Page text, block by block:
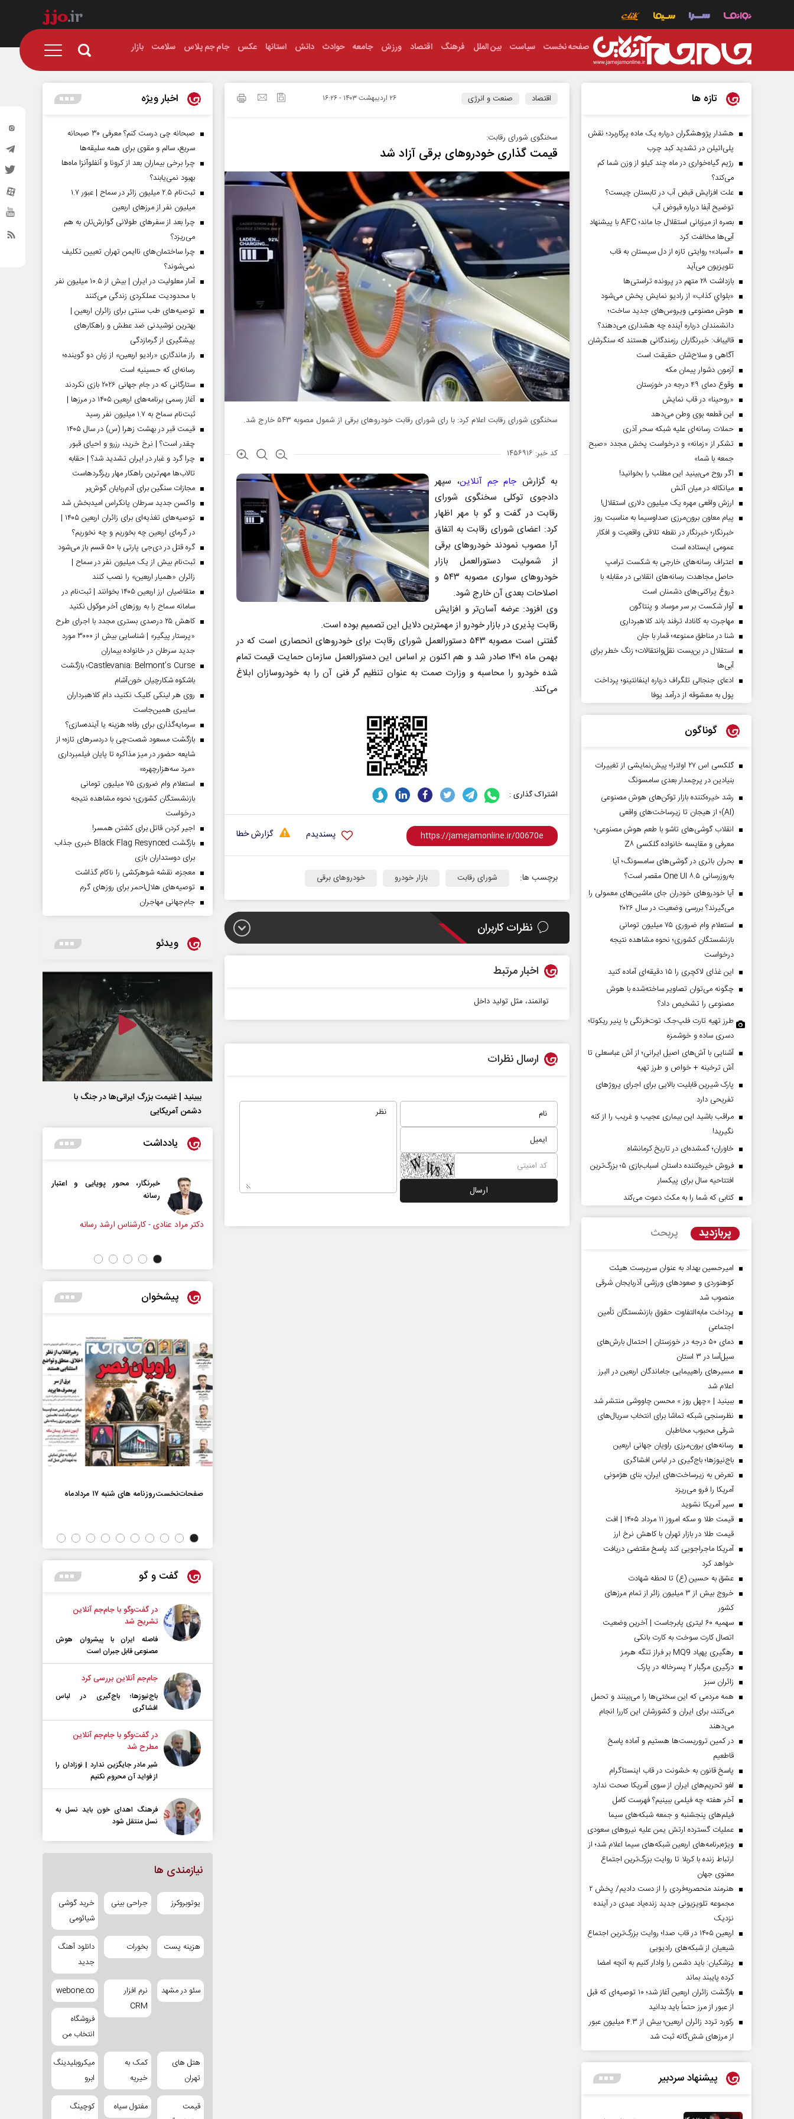
صفحه نخست سیاست بین الملل فرهنگ اقتصاد ورزش جامعه حوادث دانش استانها عکس جام جم پلاس سلامت بازار
اقتصاد صنعت و انرژی ۲۶ ارديبهشت ۱۴۰۳ - ۱۶:۲۶
سخنگوی شورای رقابت:
قیمت گذاری خودروهای برقی آزاد شد
سخنگوی شورای رقابت اعلام کرد: با رای شورای رقابت خودروهای برقی از شمول مصوبه ۵۴۳ خارج شد.
کد خبر: ۱۴۵۶۹۱۶
به گزارشجام جم آنلاین، سپهر
دادجوی توکلی سخنگوی شورای
رقابت در گفت و گو با مهر اظهار
کرد: اعضای شورای رقابت به اتفاق
آرا مصوب نمودند خودروهای برقی
از شمولیت دستورالعمل بازار
خودروهای سواری مصوبه ۵۴۳ و
اصلاحات بعدی آن خارج شود.
وی افزود: عرضه آسان‌تر و افزایش
رقابت پذیری در بازار خودرو از مهمترین دلایل این تصمیم بوده است.
گفتنی است مصوبه ۵۴۳ دستورالعمل شورای رقابت برای خودروهای انحصاری است که در
بهمن ماه ۱۴۰۱ صادر شد و هم اکنون بر اساس این دستورالعمل سازمان حمایت قیمت تمام
شده خودرو را محاسبه و وزارت صمت به عنوان تنظیم گر فنی آن را به خودروسازان ابلاغ
می‌کند.
اشتراک گذاری :
گزارش خطا پسندیدم
برچسب ها: شورای رقابت بازار خودرو خودروهای برقی
نظرات کاربران
اخبار مرتبط
توانمند، مثل تولید داخل
ارسال نظرات
تازه ها
هشدار پژوهشگران درباره یک ماده پرکاربرد؛ نقش
پلی‌اتیلن در تشدید کبد چرب
رژیم گیاه‌خواری در ماه چند کیلو از وزن شما کم
می‌کند؟
علت افزایش قبض آب در تابستان چیست؟
توضیح آبفا درباره قبوض آب
بصره از میزبانی استقلال جا ماند؛ AFC با پیشنهاد
آبی‌ها مخالفت کرد
«آسباد»؛ روایتی تازه از دل سیستان به قاب
تلویزیون می‌آید
بازداشت ۲۸ متهم در پرونده تراستی‌ها
«بلواي کذاب» از رادیو نمایش پخش می‌شود
هوش مصنوعی ویروس‌های جدید ساخت؛
دانشمندان درباره آینده چه هشداری می‌دهند؟
قالیباف: خبرنگاران رزمندگانی هستند که سنگرشان
آگاهی و سلاح‌شان حقیقت است
آزمون دشوار پیمان مکه
وقوع دمای ۴۹ درجه در خوزستان
«روحینا» در قاب نمایش
این قطعه بوی وطن می‌دهد
حملات رسانه‌ای علیه شبکه سحر آذری
تشکر از «زمانه» و درخواست پخش مجدد «صبح
جمعه با شما»
اگر روح می‌بینید این مطلب را بخوانید!
میانکاله در میان آتش
ارزش واقعی مهره یک میلیون دلاری استقلال!
پیام معاون برون‌مرزی صداوسیما به مناسبت روز
خبرنگار؛ خبرنگار در نقطه تلاقی واقعیت و افکار
عمومی ایستاده است
اعتراف رسانه‌های خارجی به شکست ترامپ
حاصل مجاهدت رسانه‌های انقلابی در مقابله با
دروغ پراکنی‌های دشمنان است
آوار شکست بر سر موساد و پنتاگون
مهاجرت به کانادا، ترفند باند کلاهبرداری
شنا در مناطق ممنوعه؛ قمار با جان
استقلال در بن‌بست نقل‌وانتقالات؛ زنگ خطر برای
آبی‌ها
ادعای جنجالی تلگراف درباره اینفانتینو؛ پرداخت
پول به معشوقه از درآمد یوفا
گوناگون
گلکسی اس ۲۷ اولترا؛ پیش‌نمایشی از تغییرات
بنیادین در پرچمدار بعدی سامسونگ
رشد خیره‌کننده بازار توکن‌های هوش مصنوعی
(AI)؛ از هیجان تا زیرساخت‌های واقعی
انقلاب گوشی‌های تاشو‌ با طعم هوش مصنوعی؛
معرفی و مقایسه خانواده گلکسی Z۸
بحران باتری در گوشی‌های سامسونگ؛ آیا
به‌روزرسانی One UI ۸.۵ مقصر است؟
آیا خودروهای خودران جای ماشین‌های معمولی را
می‌گیرند؟ بررسی وضعیت در سال ۲۰۲۶
استعلام وام ضروری ۷۵ میلیون تومانی
بازنشستگان کشوری؛ نحوه مشاهده نتیجه
درخواست
این غذای لاکچری را ۱۵ دقیقه‌ای آماده کنید
چگونه می‌توان تصاویر ساخته‌شده با هوش
مصنوعی را تشخیص داد؟
طرز تهیه تارت فلپ‌جک توت‌فرنگی با پنیر ریکوتا؛
دسری ساده و خوشمزه
آشنایی با آش‌های اصیل ایرانی؛ از آش عباسعلی تا
آش ترخینه + خواص و طرز تهیه
پارک شیرین قابلیت‌ بالایی برای اجرای پروژهای
تفریحی دارد
مراقب باشید این بیماری عجیب و غریب را از کنه
نگیرید!
خاوران؛ گمشده‌ای در تاریخ کرمانشاه
فروش خیره‌کننده داستان اسباب‌بازی ۵؛ بزرگ‌ترین
افتتاحیه سال برای پیکسار
کتابی که شما را به مکث دعوت می‌کند
پربازدید پربحث
امیرحسین بهداد به عنوان سرپرست هیئت
کوهنوردی و صعودهای ورزشی آذربایجان شرقی
منصوب شد
پرداخت مابه‌التفاوت حقوق بازنشستگان تأمین
اجتماعی
دمای ۵۰ درجه در خوزستان | احتمال بارش‌های
سیل‌آسا در ۳ استان
مسیر‌های راهپیمایی جاماندگان اربعین در البرز
اعلام شد
ببینید | «چهل روز » محسن چاووشی منتشر شد
نظرسنجی شبکه تماشا برای انتخاب سریال‌های
شرقی محبوب مخاطبان
رسانه‌های برون‌مرزی راویان جهانی اربعین
باج‌نیوزها؛ باج‌گیری در لباس افشاگری
تعرض به زیرساخت‌های ایران، بنای هژمونی
آمریکا را فرو می‌ریزد
سپر آمریکا نشوید
قیمت طلا و سکه امروز ۱۱ مرداد ۱۴۰۵ | افت
قیمت طلا در بازار تهران با کاهش نرخ ارز
آمریکا ماجراجویی کند پاسخ مقتضی دریافت
خواهد کرد
عشق به حسین (ع) تا لحظه شهادت
خروج بیش از ۳ میلیون زائر از تمام مرز‌های
کشور
سهمیه ۶۰ لیتری پابرجاست | آخرین وضعیت
اتصال کارت سوخت به کارت بانکی
رهگیری پهپاد MQ9 بر فراز تنگه هرمز
درگیری مرگبار ۲ پسرخاله در پارک
‌زائران سبز
همه مردمی که این سختی‌ها را می‌بینند و تحمل
می‌کنند، برای ایران و کشورشان این کاررا انجام
می‌دهند
در کمین تروریست‌ها هستیم و آماده پاسخ
قاطعیم
پاسخ قانون به خشونت در قاب اینستاگرام
لغو تحریم‌های ایران از سوی آمریکا صحت ندارد
آخر هفته چه فیلمی ببینیم؟ فهرست کامل
فیلم‌های پنجشنبه و جمعه شبکه‌های سیما
عملیات گسترده ارتش یمن علیه نیروهای سعودی
ویژه‌برنامه‌های اربعین شبکه‌های سیما اعلام شد؛ از
ارتباط زنده با کربلا تا روایت بزرگ‌ترین اجتماع
معنوی جهان
هنرمند منحصر‌به‌فردی را از دست دادیم/ پخش ۲
مجموعه تلویزیونی جدید زنده‌یاد عبدی در آینده
نزدیک
اربعین ۱۴۰۵ در قاب صدا؛ روایت بزرگ‌ترین اجتماع
شیعیان از شبکه‌های رادیویی
پزشکیان: باید دشمن را وادار کنیم به آنچه امضا
کرده پایبند بماند
بازگشت زائران اربعین آغاز شد؛ ۱۰ توصیه‌ای که قبل
از عبور از مرز حتماً باید بدانید
رکورد تردد زائران اربعین؛ بیش از ۴.۳ میلیون عبور
از مرزهای شش‌گانه ثبت شد
پیشنهاد سردبیر
اخبار ویژه
صبحانه چی درست کنم؟ معرفی ۳۰ صبحانه
سریع، سالم و مقوی برای همه سلیقه‌ها
چرا برخی بیماران بعد از کرونا و آنفلوآنزا ماه‌ها
بهبود نمی‌یابند؟
ثبت‌نام ۲.۵ میلیون زائر در سماح | عبور ۱.۷
میلیون نفر از مرز‌های اربعین
چرا بعد از سفرهای طولانی گوارش‌تان به هم
می‌ریزد؟
چرا ساختمان‌های ناایمن تهران تعیین تکلیف
نمی‌شوند؟
آمار معلولیت در ایران | بیش از ۱۰.۵ میلیون نفر
با محدودیت عملکردی زندگی می‌کنند
توصیه‌های طب سنتی برای زائران اربعین |
بهترین نوشیدنی ضد عطش و راهکارهای
پیشگیری از گرمازدگی
راز ماندگاری «رادیو اربعین» از زبان دو گوینده؛
رسانه‌ای که حسینیه است
ستارگانی که در جام جهانی ۲۰۲۶ بازی نکردند
آغاز رسمی برنامه‌های اربعین ۱۴۰۵ در مرز‌ها |
ثبت‌نام سماح به ۱.۷ میلیون نفر رسید
قیمت قبر در بهشت زهرا (س) در سال ۱۴۰۵
چقدر است؟ | نرخ خرید، رزرو و احیای قبور
چرا گرد و غبار در ایران تشدید شد؟ | حقابه
تالاب‌ها مهم‌ترین راهکار مهار ریزگردهاست
مجازات سنگین برای آدم‌ربایان گوش‌بر
واکسن جدید سرطان پانکراس امیدبخش شد
توصیه‌های تغذیه‌ای برای زائران اربعین ۱۴۰۵ |
در گرمای اربعین چه بخوریم و چه نخوریم؟
گره قتل در دی‌جی پارتی با ۵۰ قسم باز می‌شود
ثبت‌نام بیش از یک میلیون نفر در سماح |
زائران «همیار اربعین» را نصب کنند
متقاضیان ارز اربعین ۱۴۰۵ بخوانند | ثبت‌نام در
سامانه سماح را به روز‌های آخر موکول نکنید
کاهش ۲۵ درصدی بستری مجدد با اجرای طرح
«پرستار پیگیر» | شناسایی بیش از ۳۰۰۰ مورد
جدید سرطان در خانواده بیماران
Castlevania: Belmont’s Curse؛ بازگشت
باشکوه شکارچیان خون‌آشام
روی هر لینکی کلیک نکنید، دام کلاهبرداران
سایبری همین‌جاست
سرمایه‌گذاری برای رفاه؛ هزینه یا آینده‌سازی؟
بازگشت مسعود شصت‌چی با دردسر‌های تازه؛ از
شایعه حضور در میز مذاکره تا پایان فیلمبرداری
«مرد سه‌هزارچهره»
استعلام وام ضروری ۷۵ میلیون تومانی
بازنشستگان کشوری؛ نحوه مشاهده نتیجه
درخواست
اجیر کردن قاتل برای کشتن همسر!
بازگشت Black Flag Resynced خبری جذاب
برای دوستداران بازی
معجزه، نقشه شوهرکشی را ناکام گذاشت
توصیه‌های هلال‌احمر برای روز‌های گرم
جام‌جهانی مهاجران
ویدئو
ببینید | غنیمت بزرگ ایرانی‌ها در جنگ با
دشمن آمریکایی
یادداشت
راوی حقیقتِ آرامش‌ بخش روز روایتگران حقیقت
دکتر حسین قرایی - مدیر کل روابط عمومی
ادامه جنگ برای آمریکا یعنی
شکست مفتضحانه
دکتر محمد باقر خرمشاد - استاد دانشگاه
خبرنگار، محور پویایی و اعتبار
رسانه
دکتر مراد عنادی - کارشناس ارشد رسانه
دروازه‌بانی اندوه در مسیر
پیشخوان
صفحات نخست‌روزنامه‌ها‌ی‌چهارشنبه‌۷‌مردادماه
صفحات‌نخست‌روزنامه ها‌ی شنبه ۱۷ مردادماه
گفت و گو
در گفت‌و‌گو با جام‌جم آنلاین
تشریح شد
فاصله ایران با پیشرو‌ان هوش
مصنوعی قابل جبران است
جام‌جم آنلاین بررسی کرد
باج‌نیوزها؛ باج‌گیری در لباس
افشاگری
در گفت‌و‌گو با جام‌جم آنلاین
مطرح شد
شیر مادر جایگزین ندارد | نوزادان را
از فواید آن محروم نکنیم
فرهنگ اهدای خون باید نسل به
نسل منتقل شود
نیازمندی ها
یوتوبروکرز جراحی بینی
خرید گوشی
شیائومی
هزینه پست بخورات
دانلود آهنگ
جدید
سئو در مشهد
نرم افزار
CRM
webone.co
فروشگاه
انتخاب من
هتل های
تهران
کمک به
خیریه
میکروبلیدینگ
ابرو
قیمت
مفتول سیاه
کوچینگ